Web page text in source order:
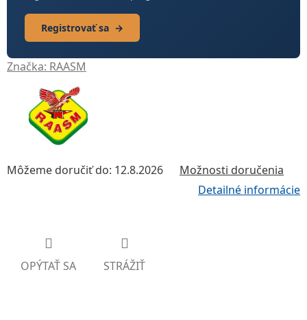
Značka: RAASM
Môžeme doručiť do: 12.8.2026 Možnosti doručenia
Detailné informácie
OPÝTAŤ SA STRÁŽIŤ
Registrovať sa →